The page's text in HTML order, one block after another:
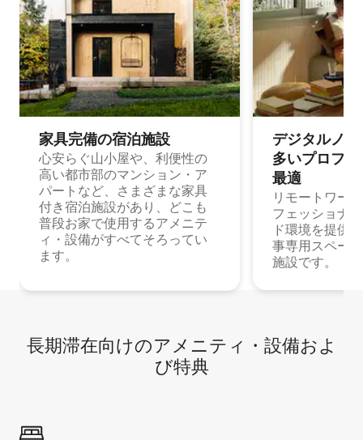
家具完備の宿⁠泊⁠施⁠設
心安らぐ山小屋や、利便性の
高い都市部のマンション・ア
パートなど、さまざまな家具
付き宿泊施設があり、どこも
普段お家で使用するアメニテ
ィ・設備がすべてそろってい
ます。
デジタルノ
多⁠いプ⁠ロ⁠フ⁠
最⁠適
リモートワー
フェッショナ
ド環境を提供
事専用スペー
施設です。
長期滞在向け⁠のア⁠メ⁠ニ⁠テ⁠ィ⁠・設⁠備⁠およ
び特⁠典